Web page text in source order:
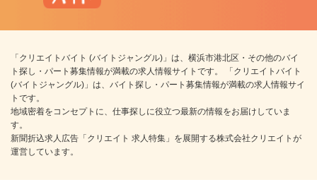
「クリエイトバイト (バイトジャングル)」は、横浜市港北区・その他のバイ
ト探し・パート募集情報が満載の求人情報サイトです。 「クリエイトバイト
(バイトジャングル)」は、バイト探し・パート募集情報が満載の求人情報サイ
トです。
地域密着をコンセプトに、仕事探しに役立つ最新の情報をお届けしていま
す。
新聞折込求人広告「クリエイト 求人特集」を展開する株式会社クリエイトが
運営しています。